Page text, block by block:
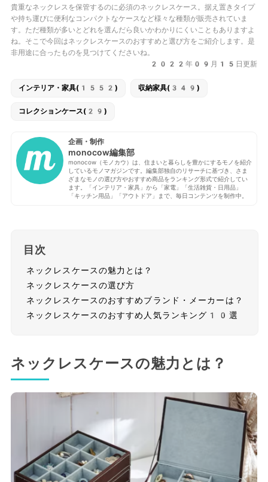
貴重なネックレスを保管するのに必須のネックレスケース。据え置きタイプ
や持ち運びに便利なコンパクトなケースなど様々な種類が販売されていま
す。ただ種類が多いとどれを選んだら良いかわかりにくいこともありますよ
ね。そこで今回はネックレスケースのおすすめと選び方をご紹介します。是
非用途に合ったものを見つけてくださいね。
2022年09月15日更新
インテリア・家具(1552) 収納家具(349)
コレクションケース(29)
企画・制作
monocow編集部
monocow（モノカウ）は、住まいと暮らしを豊かにするモノを紹介
しているモノマガジンです。編集部独自のリサーチに基づき、さま
ざまなモノの選び方やおすすめ商品をランキング形式で紹介してい
ます。「インテリア・家具」から「家電」「生活雑貨・日用品」
「キッチン用品」「アウトドア」まで、毎日コンテンツを制作中。
目次
ネックレスケースの魅力とは？
ネックレスケースの選び方
ネックレスケースのおすすめブランド・メーカーは？
ネックレスケースのおすすめ人気ランキング10選
ネックレスケースの魅力とは？